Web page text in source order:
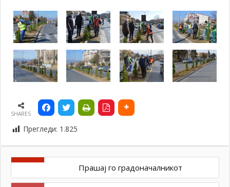
SHARES
Прегледи: 1.825
Прашај го градоначалникот